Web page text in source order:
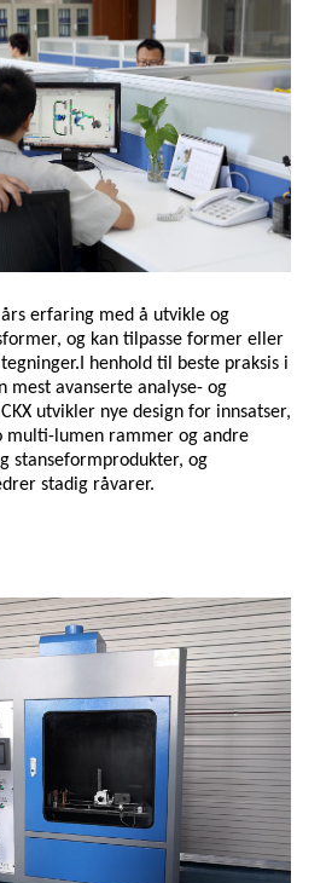
erfaring med å utvikle og
og kan tilpasse former eller
henhold til beste praksis i
mest avanserte analyse- og
CKX utvikler nye design for innsatser,
multi-lumen rammer og andre
stanseformprodukter, og
stadig råvarer.